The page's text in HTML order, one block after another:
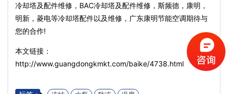
冷却塔及配件维修，BAC冷却塔及配件维修，斯频德，康明，
明新，菱电等冷却塔配件以及维修，广东康明节能空调期待与
您的合作!
本文链接：
http://www.guangdongkmkt.com/baike/4738.html